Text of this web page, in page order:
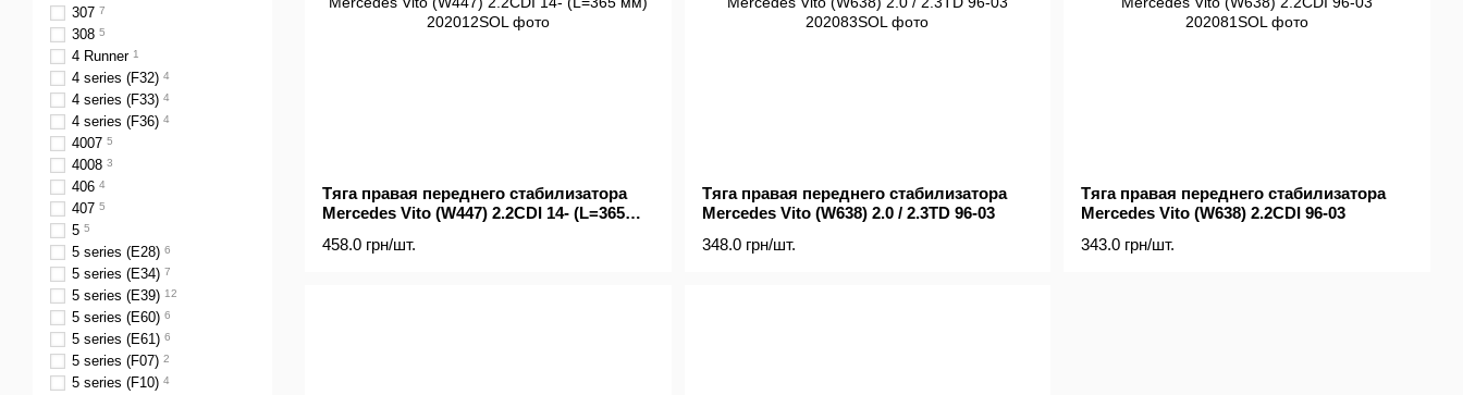
Тяга правая переднего стабилизатора
Mercedes Vito (W447) 2.2CDI 14- (L=365
458.0 грн/шт.
Тяга правая переднего стабилизатора
Mercedes Vito (W638) 2.0 / 2.3TD 96-03
348.0 грн/шт.
Тяга правая переднего стабилизатора
Mercedes Vito (W638) 2.2CDI 96-03
343.0 грн/шт.
307 7
308 5
4 Runner 1
4 series (F32) 4
4 series (F33) 4
4 series (F36) 4
4007 5
4008 3
406 4
407 5
5 5
5 series (E28) 6
5 series (E34) 7
5 series (E39) 12
5 series (E60) 6
5 series (E61) 6
5 series (F07) 2
5 series (F10) 4